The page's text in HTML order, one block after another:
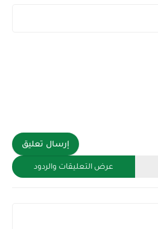
إرسال تعليق
عرض التعليقات والردود